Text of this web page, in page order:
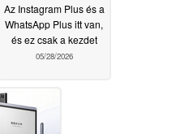
Az Instagram Plus és a
WhatsApp Plus itt van,
és ez csak a kezdet
05/28/2026